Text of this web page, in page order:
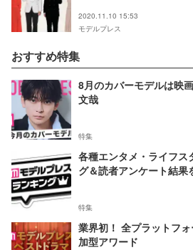
2020.11.10 15:53
モデルプレス
おすすめ特集
8月のカバーモデルは映
文哉
特集
各種エンタメ・ライフス
グ＆読者アンケート結果
特集
業界初！ 全プラットフ
加型アワード